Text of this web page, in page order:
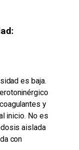
es baja.
y
inicio. No es
aislada
con